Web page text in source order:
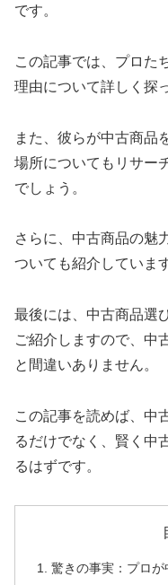
です。
この記事では、プロた
理由について詳しく探
また、彼らが中古商品
場所についてもリサー
でしょう。
さらに、中古商品の魅
ついても紹介しています
最後には、中古商品選
ご紹介しますので、中
と間違いありません。
この記事を読めば、中
るだけでなく、賢く中
るはずです。
驚きの事実：プロ